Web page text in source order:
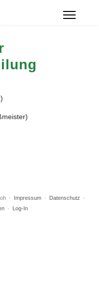
· Impressum · Datenschutz ·
· Log-In